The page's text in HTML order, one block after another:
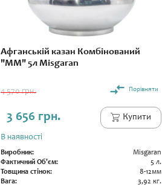
Афганській казан Комбінований
"ММ" 5л Misgaran
4 570 грн. Порівняти
3 656 грн. Купити
В наявності
Виробник:
Misgaran
Фактичний Об'єм:
5 л.
Товщина стінок:
8-12мм
Вага:
3,92 кг.